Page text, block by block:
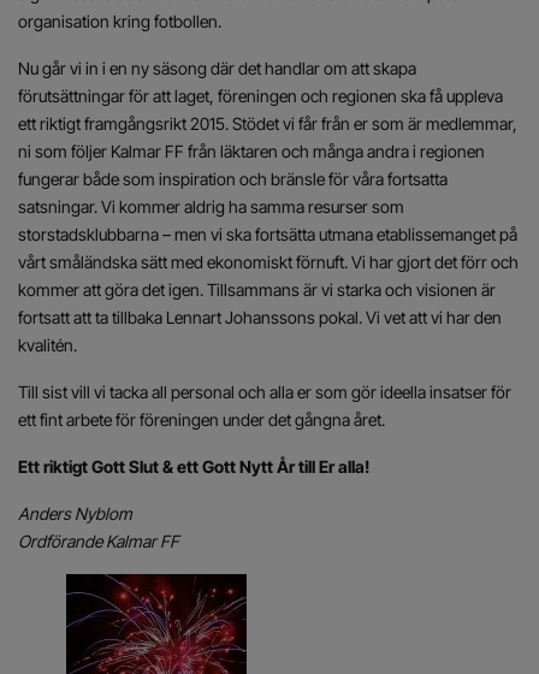
organisation kring fotbollen.
Nu går vi in i en ny säsong där det handlar om att skapa
förutsättningar för att laget, föreningen och regionen ska få uppleva
ett riktigt framgångsrikt 2015. Stödet vi får från er som är medlemmar,
ni som följer Kalmar FF från läktaren och många andra i regionen
fungerar både som inspiration och bränsle för våra fortsatta
satsningar. Vi kommer aldrig ha samma resurser som
storstadsklubbarna – men vi ska fortsätta utmana etablissemanget på
vårt småländska sätt med ekonomiskt förnuft. Vi har gjort det förr och
kommer att göra det igen. Tillsammans är vi starka och visionen är
fortsatt att ta tillbaka Lennart Johanssons pokal. Vi vet att vi har den
kvalitén.
Till sist vill vi tacka all personal och alla er som gör ideella insatser för
ett fint arbete för föreningen under det gångna året.
Ett riktigt Gott Slut & ett Gott Nytt År till Er alla!
Anders Nyblom
Ordförande Kalmar FF